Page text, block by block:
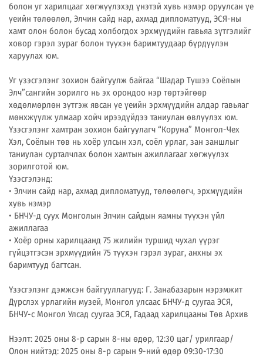
болон уг харилцааг хөгжүүлэхэд үнэтэй хувь нэмэр оруулсан үе
үеийн төлөөлөл, Элчин сайд нар, ахмад дипломатууд, ЭСЯ-ны
хамт олон болон бусад холбогдох эрхмүүдийн гавьяа зүтгэлийг
ховор гэрэл зураг болон түүхэн баримтуудаар бүрдүүлэн
харуулах юм.
Уг үзэсгэлэнг зохион байгуулж байгаа “Шадар Түшээ Соёлын
Элч”сангийн зорилго нь эх орондоо нэр төртэйгөөр
хөдөлмөрлөн зүтгэж явсан үе үеийн эрхмүүдийн алдар гавьяаг
мөнхжүүлж улмаар хойч ирээдүйдээ таниулан өвлүүлэх юм.
Үзэсгэлэнг хамтран зохион байгуулагч “Коруна” Монгол-Чех
Хэл, Соёлын төв нь хоёр улсын хэл, соёл урлаг, зан заншлыг
таниулан сурталчлах болон хамтын ажиллагааг хөгжүүлэх
зорилготой юм.
Үзэсгэлэнд:
• Элчин сайд нар, ахмад дипломатууд, төлөөлөгч, эрхмүүдийн
хувь нэмэр
• БНЧУ-д суух Монголын Элчин сайдын яамны түүхэн үйл
ажиллагаа
• Хоёр орны харилцаанд 75 жилийн туршид чухал үүрэг
гүйцэтгэсэн эрхмүүдийн 75 түүхэн гэрэл зураг, анхны эх
баримтууд багтсан.
Үзэсгэлэнг дэмжсэн байгууллагууд: Г. Занабазарын нэрэмжит
Дүрслэх урлагийн музей, Монгол улсаас БНЧУ-д суугаа ЭСЯ,
БНЧУ-с Монгол Улсад суугаа ЭСЯ, Гадаад харилцааны Төв Архив
Нээлт: 2025 оны 8-р сарын 8-ны өдөр, 12:30 цаг/ урилгаар/
Олон нийтэд: 2025 оны 8-р сарын 9-ний өдөр 09:30-17:30